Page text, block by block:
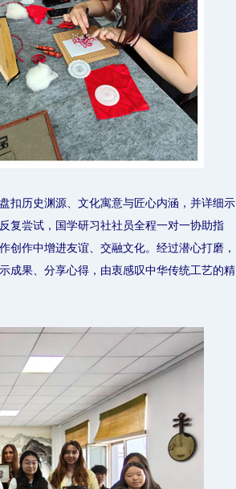
扣历史渊源、文化寓意与匠心内涵，并详细示
复尝试，国学研习社社员全程一对一协助指
创作中增进友谊、交融文化。经过潜心打磨，
成果、分享心得，由衷感叹中华传统工艺的精